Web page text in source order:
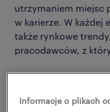
utrzymaniem miejsc
w karierze. W każdej
także rynkowe
pracodawców, z
W najnowszej
zatrudnionych w
Informacje o plikach